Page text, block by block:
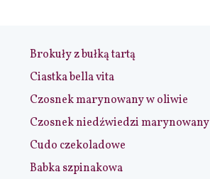
Brokuły z bułką tartą
Ciastka bella vita
Czosnek marynowany w oliwie
Czosnek niedźwiedzi marynowany
Cudo czekoladowe
Babka szpinakowa